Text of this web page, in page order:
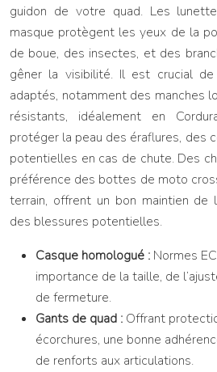
guidon de votre quad. Les
masque protègent les yeux de la
de boue, des insectes, et des
gêner la visibilité. Il est crucial
adaptés, notamment des manches
résistants, idéalement en
protéger la peau des éraflures, des
potentielles en cas de chute. Des
préférence des bottes de moto
terrain, offrent un bon maintien
des blessures potentielles.
Casque homologué : Normes
importance de la taille, de
de fermeture.
Gants de quad : Offrant
écorchures, une bonne
de renforts aux articulations.